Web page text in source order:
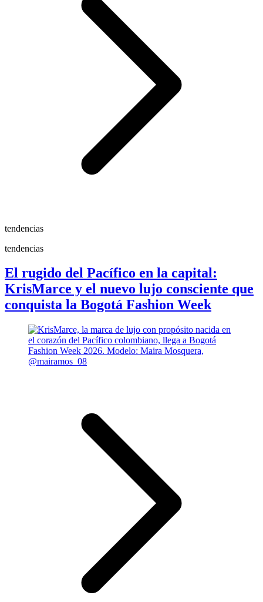
tendencias
tendencias
El rugido del Pacífico en la capital:
KrisMarce y el nuevo lujo consciente que
conquista la Bogotá Fashion Week